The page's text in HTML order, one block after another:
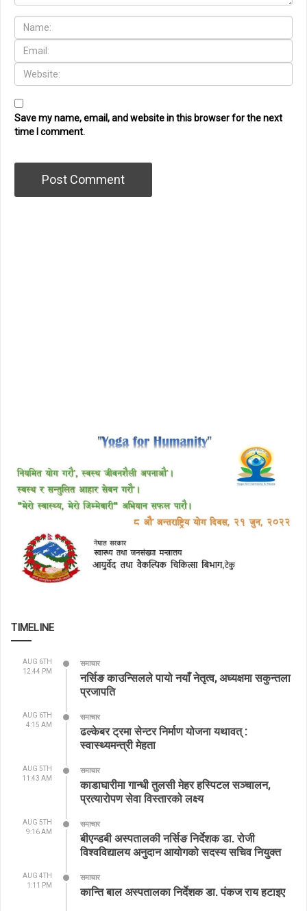
Save my name, email, and website in this browser for the next
time I comment.
TIMELINE
AUG 6TH
12:44 PM
समाचार
नर्सिङ काउन्सिलले पायो नयाँ नेतृत्व, अध्यक्षमा सकुन्तला
प्रजापति
AUG 6TH
4:15 AM
समाचार
ढल्केबर ट्रमा सेन्टर निर्माण योजना यथावत् :
स्वास्थ्यमन्त्री मेहता
AUG 5TH
11:43 AM
समाचार
काडाघारीमा गान्धी तुलसी मेहर हस्पिटल सञ्चालन,
प्रत्यारोपण सेवा विस्तारको लक्ष्य
AUG 5TH
9:16 AM
समाचार
बीएन्डबी अस्पतालकी नर्सिङ निर्देशक डा. रोजी
विश्वविद्यालय अनुदान आयोगको सदस्य सचिव नियुक्त
AUG 4TH
1:11 PM
समाचार
कान्ति बाल अस्पतालका निर्देशक डा. पंकज राय हटाइए